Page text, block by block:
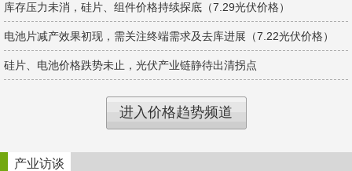
库存压力未消，硅片、组件价格持续探底（7.29光伏价格）
电池片减产效果初现，需关注终端需求及去库进展（7.22光伏价格）
硅片、电池价格跌势未止，光伏产业链静待出清拐点
进入价格趋势频道
产业访谈